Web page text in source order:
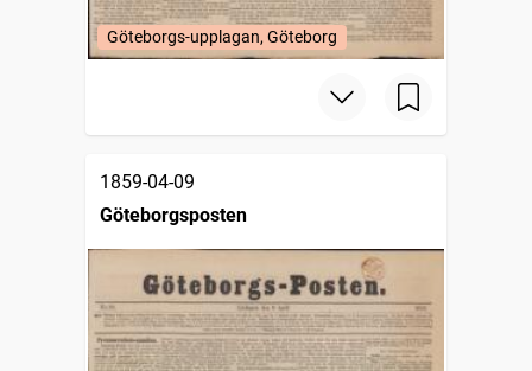
Göteborgs-upplagan, Göteborg
1859-04-09
Göteborgsposten